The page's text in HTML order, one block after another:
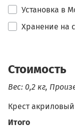
Установка в
Хранение на
Стоимость
Вес: 0,2 кг,
Крест акриловый
Итого